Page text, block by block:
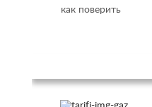
как поверить